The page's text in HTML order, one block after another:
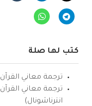
كتب لها صلة
ترجمة معاني القرآن
ترجمة معاني
انترناشونال)